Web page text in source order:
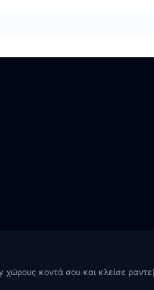
κοντά σου και κλείσε